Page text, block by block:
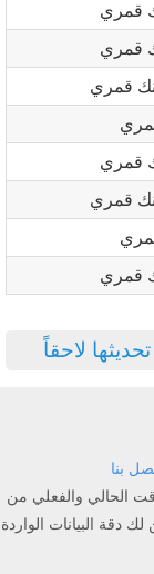
قمري
قمري
قمري
قمري
قمري
قمري
لاحقاً
بنا
الحالي والفعلي من
دقة البيانات الواردة